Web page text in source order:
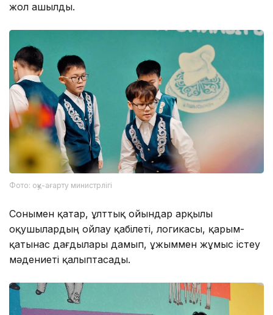
жол ашылды.
Фото: оқу-ағарту министрлігі
Сонымен қатар, ұлттық ойындар арқылы
оқушылардың ойлау қабілеті, логикасы, қарым-
қатынас дағдылары дамып, ұжыммен жұмыс істеу
мәдениеті қалыптасады.